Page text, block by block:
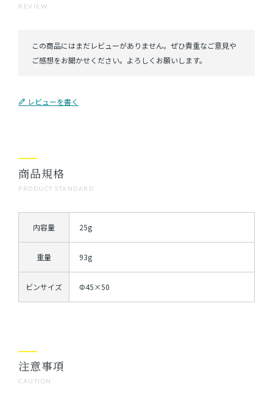
REVIEW
レビューを書く
PRODUCT STANDARD
商品規格
内容量 25g
重量 93g
ビンサイズ Φ45×50
CAUTION
注意事項